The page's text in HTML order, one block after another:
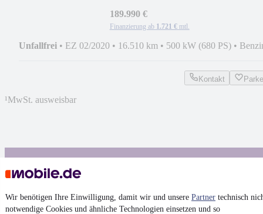
Wir benötigen Ihre Einwilligung, damit wir und unsere Partner technisch
notwendige Cookies und ähnliche Technologien einsetzen und so
189.990 €
Finanzierung ab 1.721 € mtl.
Unfallfrei • EZ 02/2020 • 16.510 km • 500 kW (680 PS) •
Kontakt
¹MwSt. ausweisbar
4.6 Sterne
Nutze mobile.de schnell und einfach